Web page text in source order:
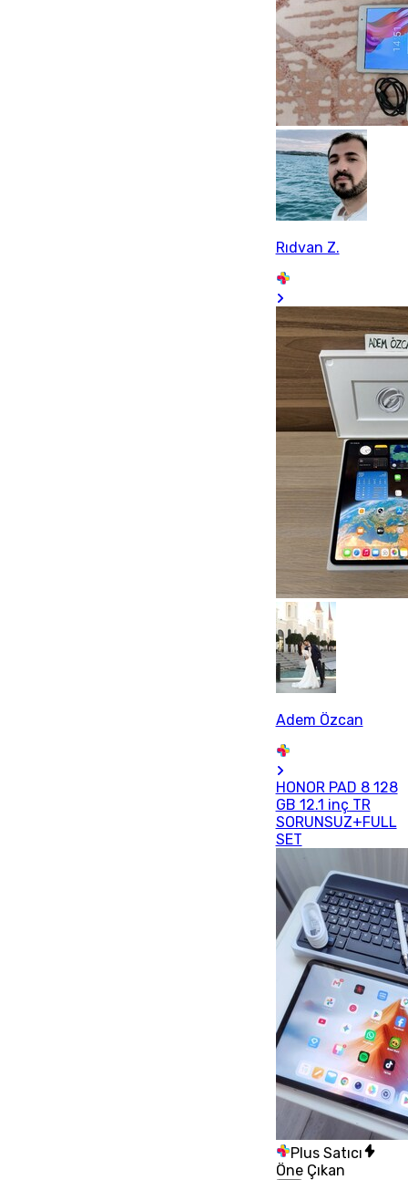
Rıdvan Z.
Adem Özcan
HONOR PAD 8 128
GB 12.1 inç TR
SORUNSUZ+FULL
SET
Plus Satıcı
Öne Çıkan